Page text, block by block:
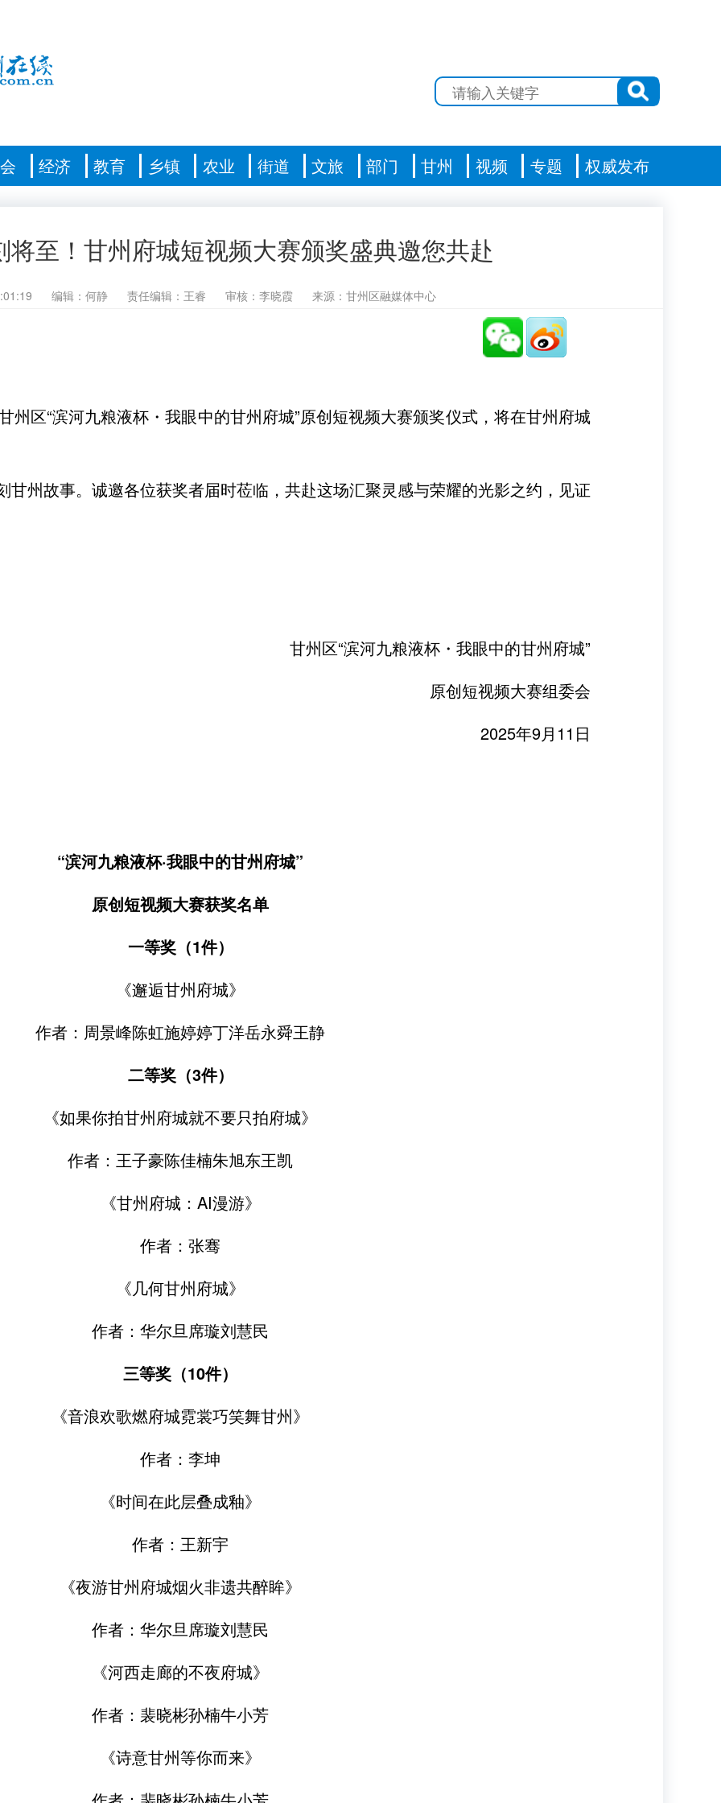
经济 教育 乡镇 农业 街道 文旅 部门 甘州 视频 专题 权威发布
将至！甘州府城短视频大赛颁奖盛典邀您共赴
编辑：何静 责任编辑：王睿 审核：李晓霞 来源：甘州区融媒体中心
州区“滨河九粮液杯・我眼中的甘州府城”原创短视频大赛颁奖仪式，将在甘州府城
甘州故事。诚邀各位获奖者届时莅临，共赴这场汇聚灵感与荣耀的光影之约，见证
甘州区“滨河九粮液杯・我眼中的甘州府城”
原创短视频大赛组委会
2025年9月11日
“滨河九粮液杯·我眼中的甘州府城”
原创短视频大赛获奖名单
一等奖（1件）
《邂逅甘州府城》
作者：周景峰陈虹施婷婷丁洋岳永舜王静
二等奖（3件）
《如果你拍甘州府城就不要只拍府城》
作者：王子豪陈佳楠朱旭东王凯
《甘州府城：AI漫游》
作者：张骞
《几何甘州府城》
作者：华尔旦席璇刘慧民
三等奖（10件）
《音浪欢歌燃府城霓裳巧笑舞甘州》
作者：李坤
《时间在此层叠成釉》
作者：王新宇
《夜游甘州府城烟火非遗共醉眸》
作者：华尔旦席璇刘慧民
《河西走廊的不夜府城》
作者：裴晓彬孙楠牛小芳
《诗意甘州等你而来》